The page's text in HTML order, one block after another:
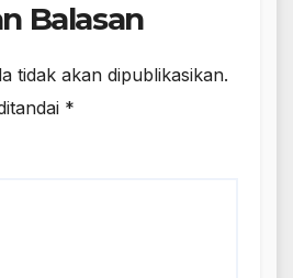
Balasan
tidak akan dipublikasikan.
*